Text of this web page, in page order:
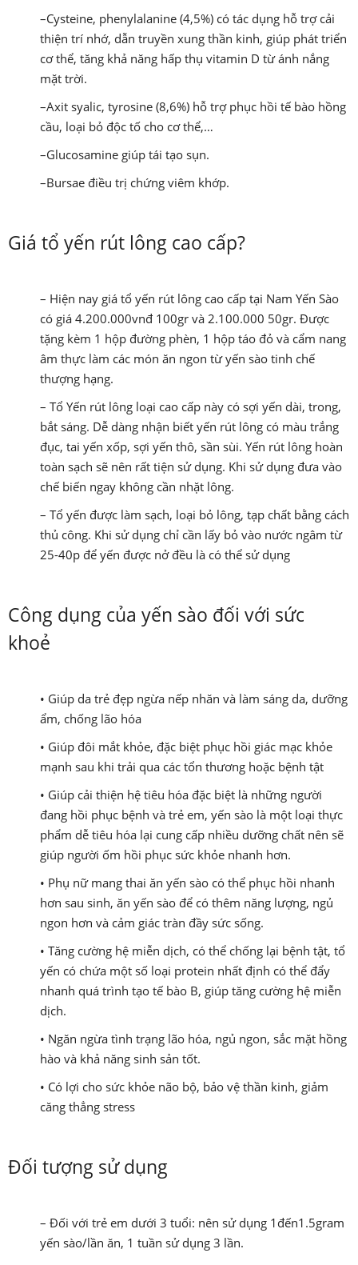
–Cysteine, phenylalanine (4,5%) có tác dụng hỗ trợ cải
thiện trí nhớ, dẫn truyền xung thần kinh, giúp phát triển
cơ thể, tăng khả năng hấp thụ vitamin D từ ánh nắng
mặt trời.
–Axit syalic, tyrosine (8,6%) hỗ trợ phục hồi tế bào hồng
cầu, loại bỏ độc tố cho cơ thể,…
–Glucosamine giúp tái tạo sụn.
–Bursae điều trị chứng viêm khớp.
Giá tổ yến rút lông cao cấp?
– Hiện nay giá tổ yến rút lông cao cấp tại Nam Yến Sào
có giá 4.200.000vnđ 100gr và 2.100.000 50gr. Được
tặng kèm 1 hộp đường phèn, 1 hộp táo đỏ và cẩm nang
âm thực làm các món ăn ngon từ yến sào tinh chế
thượng hạng.
– Tổ Yến rút lông loại cao cấp này có sợi yến dài, trong,
bắt sáng. Dễ dàng nhận biết yến rút lông có màu trắng
đục, tai yến xốp, sợi yến thô, sần sùi. Yến rút lông hoàn
toàn sạch sẽ nên rất tiện sử dụng. Khi sử dụng đưa vào
chế biến ngay không cần nhặt lông.
– Tổ yến được làm sạch, loại bỏ lông, tạp chất bằng cách
thủ công. Khi sử dụng chỉ cần lấy bỏ vào nước ngâm từ
25-40p để yến được nở đều là có thể sử dụng
Công dụng của yến sào đối với sức
khoẻ
• Giúp da trẻ đẹp ngừa nếp nhăn và làm sáng da, dưỡng
ẩm, chống lão hóa
• Giúp đôi mắt khỏe, đặc biệt phục hồi giác mạc khỏe
mạnh sau khi trải qua các tổn thương hoặc bệnh tật
• Giúp cải thiện hệ tiêu hóa đặc biệt là những người
đang hồi phục bệnh và trẻ em, yến sào là một loại thực
phẩm dễ tiêu hóa lại cung cấp nhiều dưỡng chất nên sẽ
giúp người ốm hồi phục sức khỏe nhanh hơn.
• Phụ nữ mang thai ăn yến sào có thể phục hồi nhanh
hơn sau sinh, ăn yến sào để có thêm năng lượng, ngủ
ngon hơn và cảm giác tràn đầy sức sống.
• Tăng cường hệ miễn dịch, có thể chống lại bệnh tật, tổ
yến có chứa một số loại protein nhất định có thể đẩy
nhanh quá trình tạo tế bào B, giúp tăng cường hệ miễn
dịch.
• Ngăn ngừa tình trạng lão hóa, ngủ ngon, sắc mặt hồng
hào và khả năng sinh sản tốt.
• Có lợi cho sức khỏe não bộ, bảo vệ thần kinh, giảm
căng thẳng stress
Đối tượng sử dụng
– Đối với trẻ em dưới 3 tuổi: nên sử dụng 1đến1.5gram
yến sào/lần ăn, 1 tuần sử dụng 3 lần.